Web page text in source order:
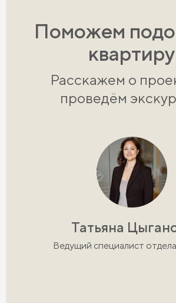
Поможем
квартиру
Расскажем о
проведём
Татьяна
Ведущий специалист